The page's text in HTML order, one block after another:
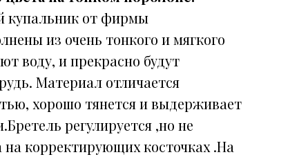
купальник от фирмы
из очень тонкого и мягкого
воду, и прекрасно будут
Материал отличается
хорошо тянется и выдерживает
регулируется ,но не
на корректирующих косточках .На